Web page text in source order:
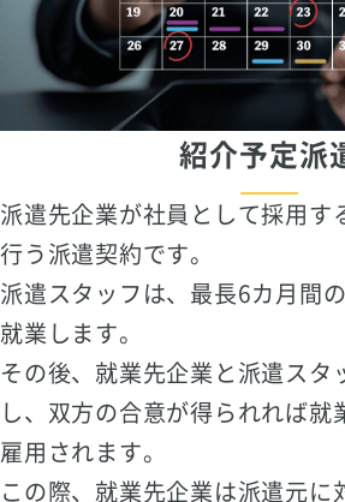
紹介予定派
派遣先企業が社員として採用す
行う派遣契約です。
派遣スタッフは、最長6カ月間
就業します。
その後、就業先企業と派遣スタ
し、双方の合意が得られれば就
雇用されます。
この際、就業先企業は派遣元に